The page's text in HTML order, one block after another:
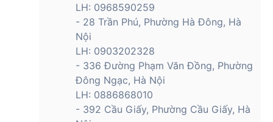
LH: 0968590259
- 28 Trần Phú, Phường Hà Đông, Hà
Nội
LH: 0903202328
- 336 Đường Phạm Văn Đồng, Phường
Đông Ngạc, Hà Nội
LH: 0886868010
- 392 Cầu Giấy, Phường Cầu Giấy, Hà